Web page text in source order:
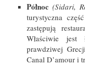
Północ(Sidari,
turystyczna
zastępują
Właściwie jest
prawdziwej
Canal D’amour i